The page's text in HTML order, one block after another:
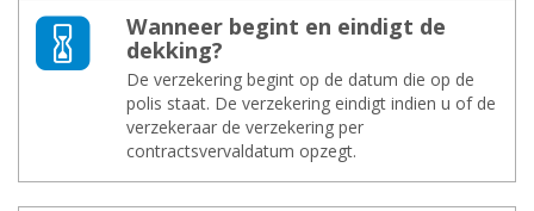
Wan­neer be­gint en ein­digt de
dek­king?
De verzekering begint op de datum die op de
polis staat. De verzekering eindigt indien u of de
verzekeraar de verzekering per
contractsvervaldatum opzegt.